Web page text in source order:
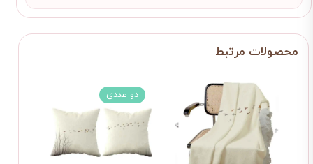
دو عددی